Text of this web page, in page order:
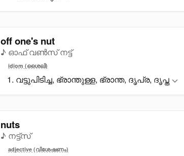
off one's nut
♪ ഓഫ് വൺസ് നട്ട്
idiom (ശൈലി)
വട്ടുപിടിച്ച, ഭ്രാന്തുള്ള, ഭ്രാന്ത, ദൃപ്ര, ദൃപ്ത
nuts
♪ നട്ട്സ്
adjective (വിശേഷണം)